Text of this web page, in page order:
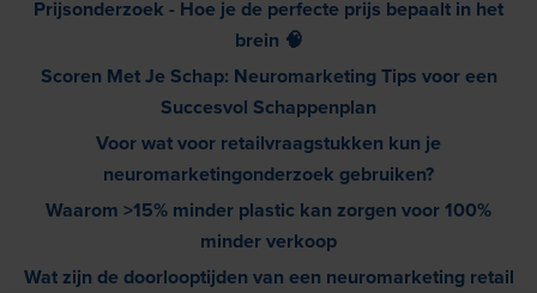
Prijsonderzoek - Hoe je de perfecte prijs bepaalt in het
brein 🧠
Scoren Met Je Schap: Neuromarketing Tips voor een
Succesvol Schappenplan
Voor wat voor retailvraagstukken kun je
neuromarketingonderzoek gebruiken?
Waarom >15% minder plastic kan zorgen voor 100%
minder verkoop
Wat zijn de doorlooptijden van een neuromarketing retail